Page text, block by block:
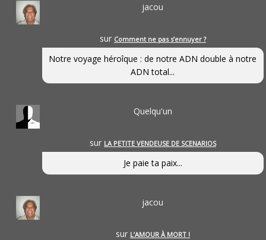
jacou
sur Comment ne pas s’ennuyer ?
Notre voyage héroîque : de notre ADN double à notre
ADN total...
Quelqu'un
sur LA PETITE VENDEUSE DE SCENARIOS
Je paie ta paix...
jacou
sur L’AMOUR À MORT !